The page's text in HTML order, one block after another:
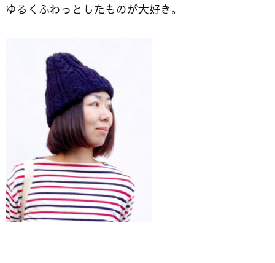
ゆるくふわっとしたものが大好き。